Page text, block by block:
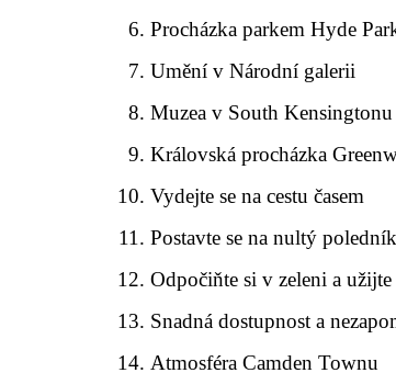
Procházka parkem Hyde
Umění v Národní galerii
Muzea v South Kensingtonu
Královská procházka
Vydejte se na cestu časem
Postavte se na nultý poledník
Odpočiňte si v zeleni a
Snadná dostupnost a
Atmosféra Camden Townu